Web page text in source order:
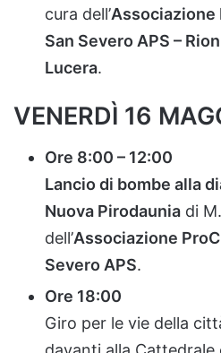
cura dell’Associazione
San Severo APS –
Lucera.
VENERDÌ 16
Ore 8:00 – 12:00
Lancio di bombe alla
Nuova Pirodaunia di M.
dell’Associazione
Severo APS.
Ore 18:00
Giro per le vie della